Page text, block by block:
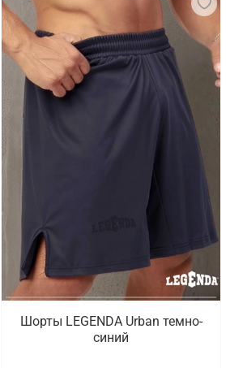
Шорты LEGENDA Urban темно-
синий